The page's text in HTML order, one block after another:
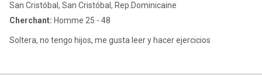
San Cristóbal, San Cristóbal, Rep.Dominicaine
Cherchant: Homme 25 - 48
Soltera, no tengo hijos, me gusta leer y hacer ejercicios